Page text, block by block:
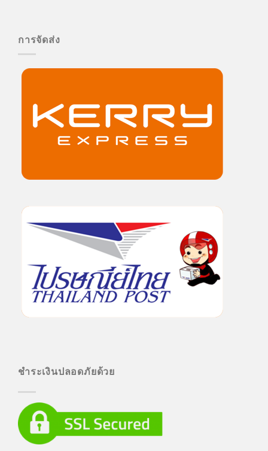
การจัดส่ง
ชำระเงินปลอดภัยด้วย